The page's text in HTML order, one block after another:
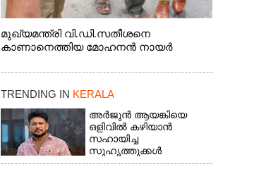
മുഖ്യമന്ത്രി വി.ഡി.സതീശനെ
കാണാനെത്തിയ മോഹനൻ നായർ
TRENDING IN KERALA
അർജുൻ ആയങ്കിയെ
ഒളിവിൽ കഴിയാൻ
സഹായിച്ച
സുഹൃത്തുക്കൾ
കസ്റ്റഡിയിൽ;